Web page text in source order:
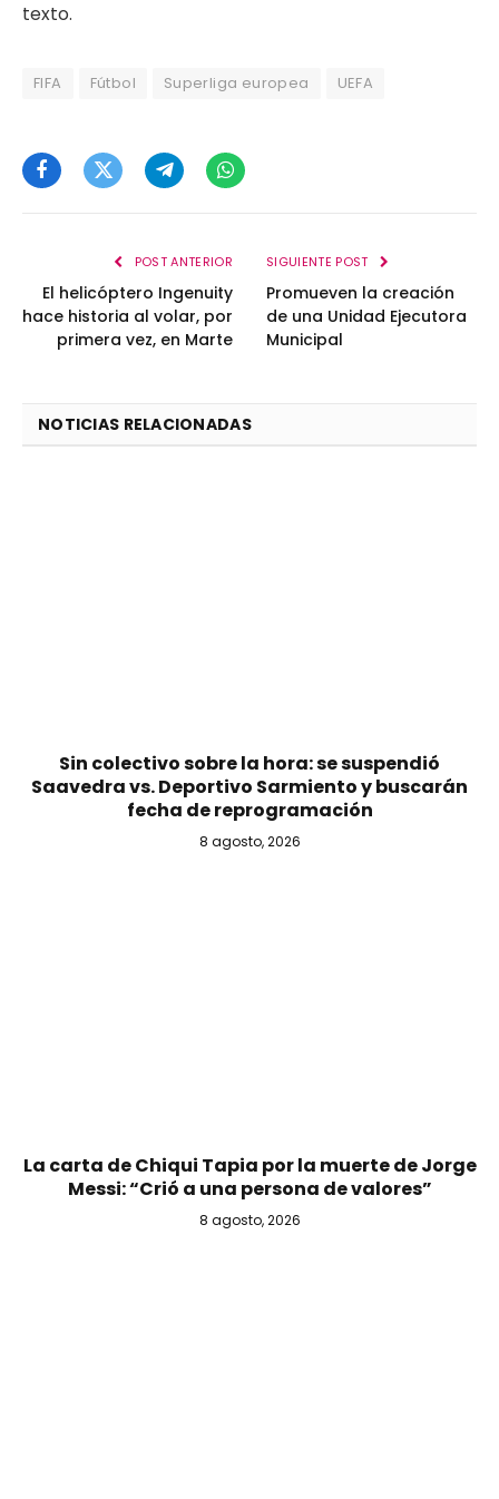
texto.
FIFA Fútbol Superliga europea UEFA
FacebookTwitterTelegramWhatsApp
POST ANTERIOR
El helicóptero Ingenuity
hace historia al volar, por
primera vez, en Marte
SIGUIENTE POST
Promueven la creación
de una Unidad Ejecutora
Municipal
NOTICIAS RELACIONADAS
Sin colectivo sobre la hora: se suspendió
Saavedra vs. Deportivo Sarmiento y buscarán
fecha de reprogramación
8 agosto, 2026
La carta de Chiqui Tapia por la muerte de Jorge
Messi: “Crió a una persona de valores”
8 agosto, 2026